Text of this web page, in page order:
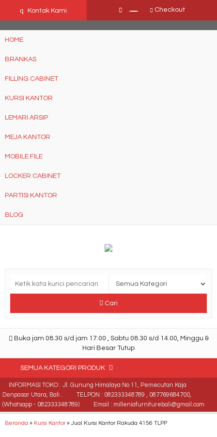
q Kontak Kami Checkout
HOME
BRANKAS
FILLING CABINET
KURSI KANTOR
LEMARI ARSIP
MEJA KANTOR
MOBILE FILE
LOCKER CABINET
PARTISI KANTOR
BLOG
Cari
Buka jam 08.30 s/d jam 17.00 , Sabtu 08.30 s/d 14.00, Minggu &
Hari Besar Tutup
SEMUA KATEGORI PRODUK
INFORMASI TOKO : Jl. Gunung Himalaya No 11, Pemecutan Kaja
Denpasar Utara, Bali .
TELPON : 082333348789 , 087769684700,
(Whatsapp - 082333348789)
Email : milleniafurniturebali@gmail.com
Beranda » Kursi Kantor» Jual Kursi Kantor Rakuda 4156 TLPP